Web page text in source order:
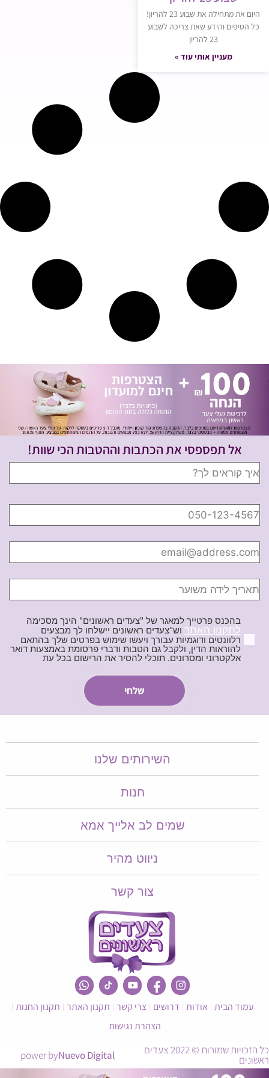
היום את מתחילה את שבוע 23 להריון!
כל הטיפים והידע שאת צריכה לשבוע
23 להריון
מעניין אותי עוד »
אל תפספסי את הכתבות וההטבות הכי שוות!
בהכנס פרטייך למאגר של "צעדים ראשונים" הינך מסכימה
לתקנון האתר וש"צעדים ראשונים יישלחו לך מבצעים
רלוונטים ודוגמיות עבורך ויעשו שימוש בפרטים שלך בהתאם
להוראות הדין, ולקבל גם הטבות ודברי פרסומת באמצעות דואר
אלקטרוני ומסרונים. תוכלי להסיר את הרישום בכל עת
השירותים שלנו
חנות
שמים לב אלייך אמא​​
ניווט מהיר
צור קשר
עמוד הבית אודות דרושים צרי קשר תקנון האתר תקנון החנות
הצהרת נגישות
כל הזכויות שמורות © 2022 צעדים
ראשונים power byNuevo Digital